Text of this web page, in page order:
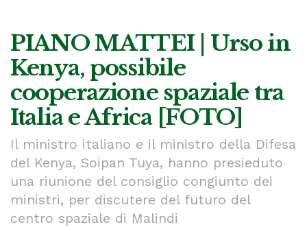
PIANO MATTEI | Urso in
Kenya, possibile
cooperazione spaziale tra
Italia e Africa [FOTO]
Il ministro italiano e il ministro della Difesa
del Kenya, Soipan Tuya, hanno presieduto
una riunione del consiglio congiunto dei
ministri, per discutere del futuro del
centro spaziale di Malindi